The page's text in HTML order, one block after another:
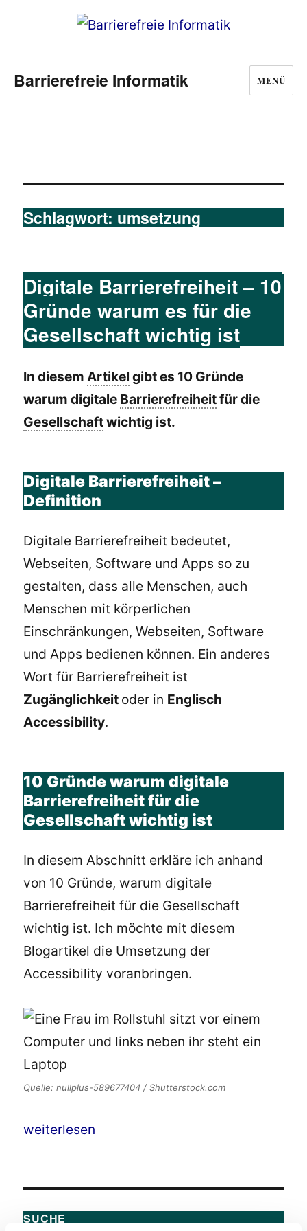
Barrierefreie Informatik MENÜ
Schlagwort: umsetzung
Digitale Barrierefreiheit – 10
Gründe warum es für die
Gesellschaft wichtig ist
In diesem Artikel gibt es 10 Gründe
warum digitale Barrierefreiheitfür die
Gesellschaftwichtig ist.
Digitale Barrierefreiheit –
Definition
Digitale Barrierefreiheit bedeutet,
Webseiten, Software und Apps so zu
gestalten, dass alle Menschen, auch
Menschen mit körperlichen
Einschränkungen, Webseiten, Software
und Apps bedienen können. Ein anderes
Wort für Barrierefreiheit ist
Zugänglichkeit oder in Englisch
Accessibility.
10 Gründe warum digitale
Barrierefreiheit für die
Gesellschaft wichtig ist
In diesem Abschnitt erkläre ich anhand
von 10 Gründe, warum digitale
Barrierefreiheit für die Gesellschaft
wichtig ist. Ich möchte mit diesem
Blogartikel die Umsetzung der
Accessibility voranbringen.
Quelle: nullplus-589677404 / Shutterstock.com
„Digitale Barrierefreiheit – 10 Gründe warum
weiterlesen
SUCHE